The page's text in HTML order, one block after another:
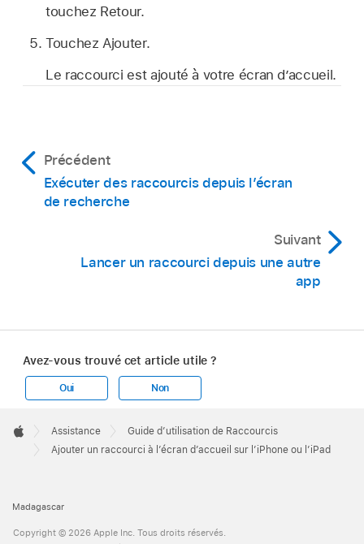
touchez Retour.
Touchez Ajouter.
Le raccourci est ajouté à votre écran d’accueil.
Précédent
Exécuter des raccourcis depuis l’écran
de recherche
Suivant
Lancer un raccourci depuis une autre
app
Avez-vous trouvé cet article utile ?
Oui Non
Footer

Apple
Assistance
Guide d’utilisation de Raccourcis
Ajouter un raccourci à l’écran d’accueil sur l’iPhone ou l’iPad
Madagascar
Copyright © 2026 Apple Inc. Tous droits réservés.